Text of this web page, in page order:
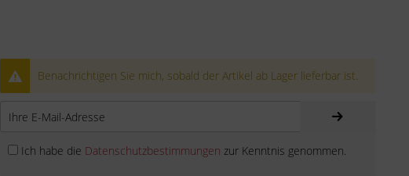
Benachrichtigen Sie mich, sobald der Artikel ab Lager lieferbar ist.
Ich habe die Datenschutzbestimmungen zur Kenntnis genommen.